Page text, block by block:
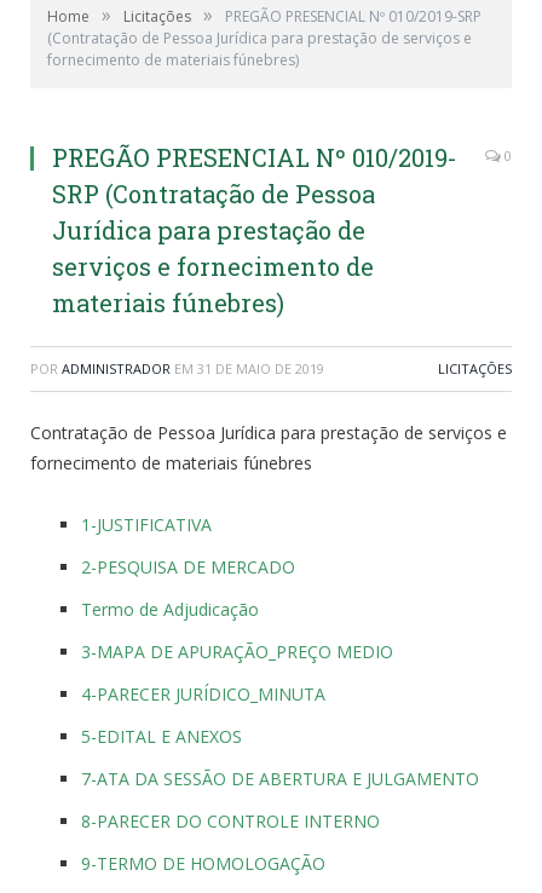
Home » Licitações »
PREGÃO PRESENCIAL Nº 010/2019-SRP
(Contratação de Pessoa Jurídica para prestação de serviços e
fornecimento de materiais fúnebres)
PREGÃO PRESENCIAL Nº 010/2019-
SRP (Contratação de Pessoa
Jurídica para prestação de
serviços e fornecimento de
materiais fúnebres)
0
POR ADMINISTRADOR EM 31 DE MAIO DE 2019 LICITAÇÕES
Contratação de Pessoa Jurídica para prestação de serviços e
fornecimento de materiais fúnebres
1-JUSTIFICATIVA
2-PESQUISA DE MERCADO
Termo de Adjudicação
3-MAPA DE APURAÇÃO_PREÇO MEDIO
4-PARECER JURÍDICO_MINUTA
5-EDITAL E ANEXOS
7-ATA DA SESSÃO DE ABERTURA E JULGAMENTO
8-PARECER DO CONTROLE INTERNO
9-TERMO DE HOMOLOGAÇÃO